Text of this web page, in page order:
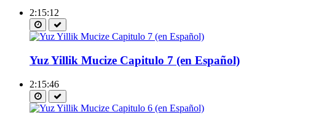
2:15:12
Yuz Yillik Mucize Capitulo 7 (en Español)
2:15:46